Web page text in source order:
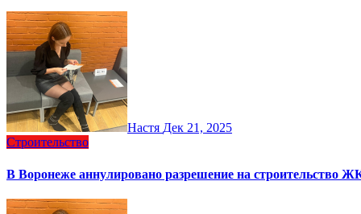
Настя Дек 21, 2025
Строительство
В Воронеже аннулировано разрешение на строительство